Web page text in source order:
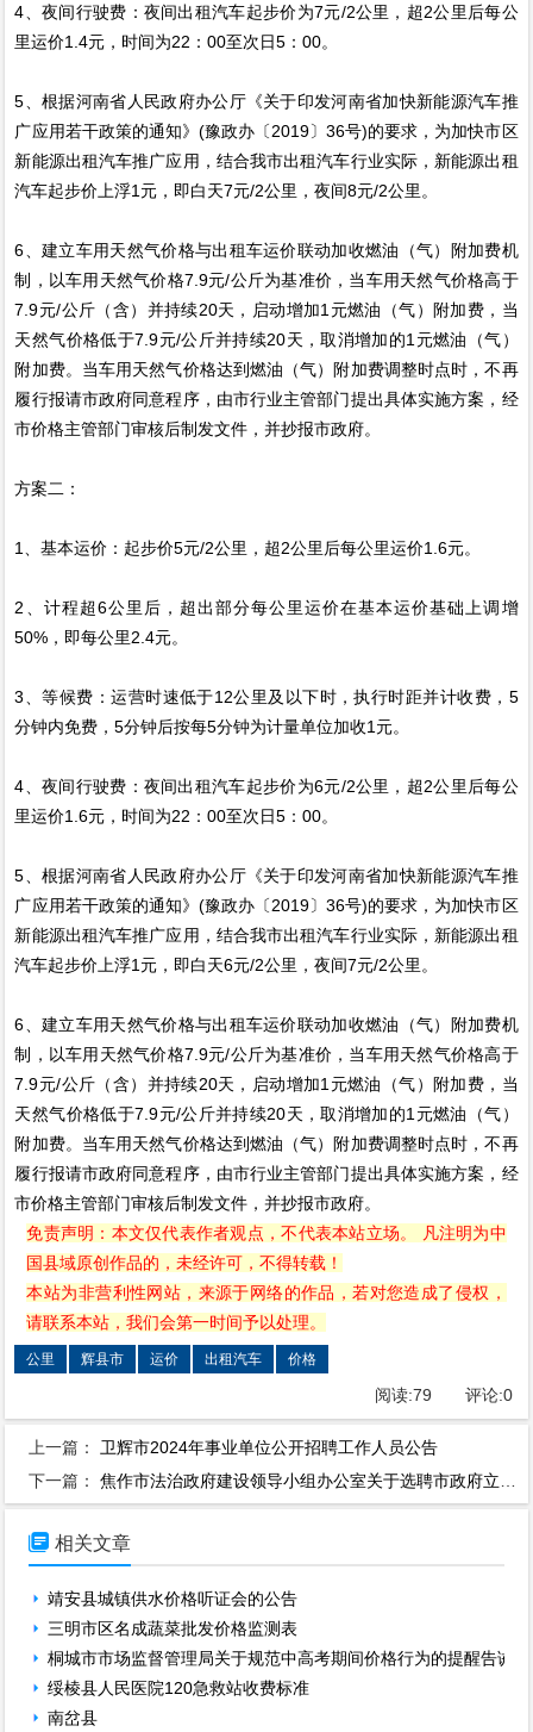
4、夜间行驶费：夜间出租汽车起步价为7元/2公里，超2公里后每公
里运价1.4元，时间为22：00至次日5：00。
5、根据河南省人民政府办公厅《关于印发河南省加快新能源汽车推
广应用若干政策的通知》(豫政办〔2019〕36号)的要求，为加快市区
新能源出租汽车推广应用，结合我市出租汽车行业实际，新能源出租
汽车起步价上浮1元，即白天7元/2公里，夜间8元/2公里。
6、建立车用天然气价格与出租车运价联动加收燃油（气）附加费机
制，以车用天然气价格7.9元/公斤为基准价，当车用天然气价格高于
7.9元/公斤（含）并持续20天，启动增加1元燃油（气）附加费，当
天然气价格低于7.9元/公斤并持续20天，取消增加的1元燃油（气）
附加费。当车用天然气价格达到燃油（气）附加费调整时点时，不再
履行报请市政府同意程序，由市行业主管部门提出具体实施方案，经
市价格主管部门审核后制发文件，并抄报市政府。
方案二：
1、基本运价：起步价5元/2公里，超2公里后每公里运价1.6元。
2、计程超6公里后，超出部分每公里运价在基本运价基础上调增
50%，即每公里2.4元。
3、等候费：运营时速低于12公里及以下时，执行时距并计收费，5
分钟内免费，5分钟后按每5分钟为计量单位加收1元。
4、夜间行驶费：夜间出租汽车起步价为6元/2公里，超2公里后每公
里运价1.6元，时间为22：00至次日5：00。
5、根据河南省人民政府办公厅《关于印发河南省加快新能源汽车推
广应用若干政策的通知》(豫政办〔2019〕36号)的要求，为加快市区
新能源出租汽车推广应用，结合我市出租汽车行业实际，新能源出租
汽车起步价上浮1元，即白天6元/2公里，夜间7元/2公里。
6、建立车用天然气价格与出租车运价联动加收燃油（气）附加费机
制，以车用天然气价格7.9元/公斤为基准价，当车用天然气价格高于
7.9元/公斤（含）并持续20天，启动增加1元燃油（气）附加费，当
天然气价格低于7.9元/公斤并持续20天，取消增加的1元燃油（气）
附加费。当车用天然气价格达到燃油（气）附加费调整时点时，不再
履行报请市政府同意程序，由市行业主管部门提出具体实施方案，经
市价格主管部门审核后制发文件，并抄报市政府。
免责声明：本文仅代表作者观点，不代表本站立场。 凡注明为中
国县域原创作品的，未经许可，不得转载！
本站为非营利性网站，来源于网络的作品，若对您造成了侵权，
请联系本站，我们会第一时间予以处理。
公里 辉县市 运价 出租汽车 价格
阅读:79 评论:0
上一篇： 卫辉市2024年事业单位公开招聘工作人员公告
下一篇：焦作市法治政府建设领导小组办公室关于选聘市政府立法咨询专家的公告
 相关文章
靖安县城镇供水价格听证会的公告
三明市区名成蔬菜批发价格监测表
桐城市市场监督管理局关于规范中高考期间价格行为的提醒告诫函
绥棱县人民医院120急救站收费标准
南岔县